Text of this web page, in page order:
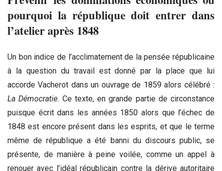
pourquoi la république doit entrer dans
l’atelier après 1848
Un bon indice de l’acclimatement de la pensée républicaine
à la question du travail est donné par la place que lui
accorde Vacherot dans un ouvrage de 1859 alors célébré :
La Démocratie. Ce texte, en grande partie de circonstance
puisque écrit dans les années 1850 alors que l’échec de
1848 est encore présent dans les esprits, et que le terme
même de république a été banni du discours public, se
présente, de manière à peine voilée, comme un appel à
renouer avec l’idéal républicain contre la dérive autoritaire